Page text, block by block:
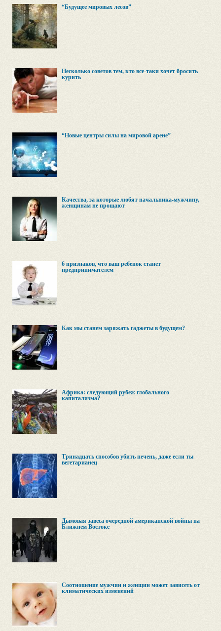
“Будущее мировых лесов”
Несколько советов тем, кто все-таки хочет бросить
курить
“Новые центры силы на мировой арене”
Качества, за которые любят начальника-мужчину,
женщинам не прощают
6 признаков, что ваш ребенок станет
предпринимателем
Как мы станем заряжать гаджеты в будущем?
Африка: следующий рубеж глобального
капитализма?
Тринадцать способов убить печень, даже если ты
вегетарианец
Дымовая завеса очередной американской войны на
Ближнем Востоке
Соотношение мужчин и женщин может зависеть от
климатических изменений